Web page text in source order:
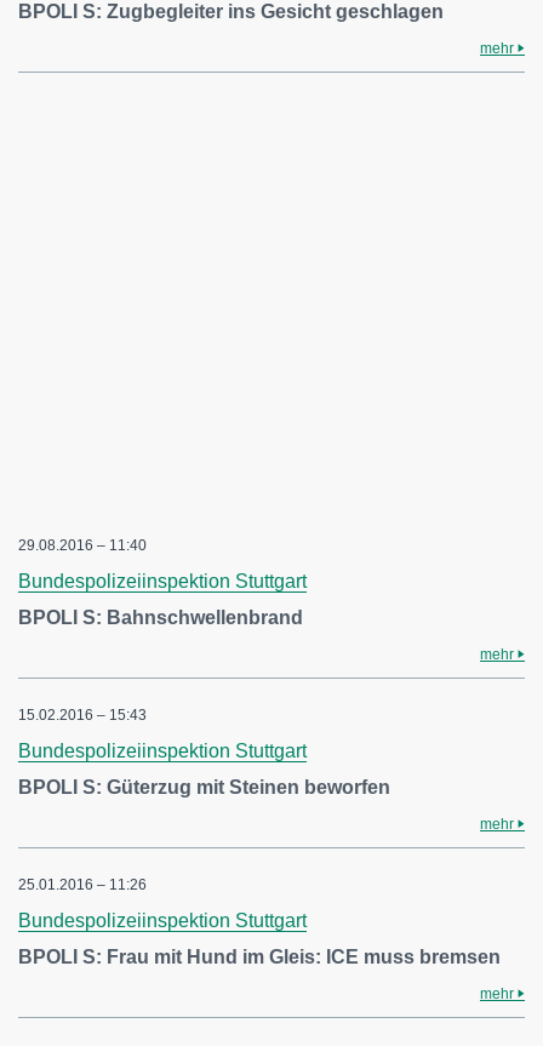
BPOLI S: Zugbegleiter ins Gesicht geschlagen
mehr
29.08.2016 – 11:40
Bundespolizeiinspektion Stuttgart
BPOLI S: Bahnschwellenbrand
mehr
15.02.2016 – 15:43
Bundespolizeiinspektion Stuttgart
BPOLI S: Güterzug mit Steinen beworfen
mehr
25.01.2016 – 11:26
Bundespolizeiinspektion Stuttgart
BPOLI S: Frau mit Hund im Gleis: ICE muss bremsen
mehr